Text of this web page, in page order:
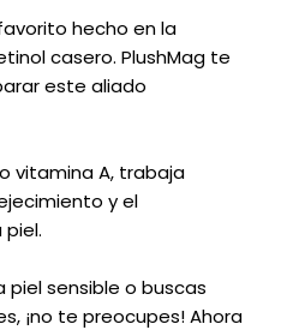
hecho en la
casero. PlushMag te
este aliado
vitamina A, trabaja
y el
piel sensible o buscas
¡no te preocupes! Ahora